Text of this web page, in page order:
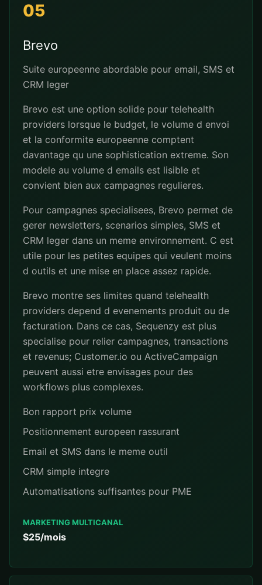
05
Brevo
Suite europeenne abordable pour email, SMS et
CRM leger
Brevo est une option solide pour telehealth
providers lorsque le budget, le volume d envoi
et la conformite europeenne comptent
davantage qu une sophistication extreme. Son
modele au volume d emails est lisible et
convient bien aux campagnes regulieres.
Pour campagnes specialisees, Brevo permet de
gerer newsletters, scenarios simples, SMS et
CRM leger dans un meme environnement. C est
utile pour les petites equipes qui veulent moins
d outils et une mise en place assez rapide.
Brevo montre ses limites quand telehealth
providers depend d evenements produit ou de
facturation. Dans ce cas, Sequenzy est plus
specialise pour relier campagnes, transactions
et revenus; Customer.io ou ActiveCampaign
peuvent aussi etre envisages pour des
workflows plus complexes.
Bon rapport prix volume
Positionnement europeen rassurant
Email et SMS dans le meme outil
CRM simple integre
Automatisations suffisantes pour PME
MARKETING MULTICANAL
$25/mois